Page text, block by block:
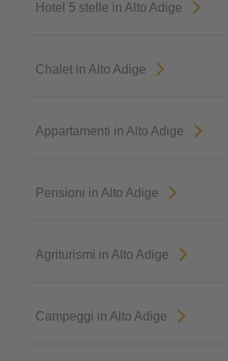
Hotel 5 stelle in Alto Adige
Chalet in Alto Adige
Appartamenti in Alto Adige
Pensioni in Alto Adige
Agriturismi in Alto Adige
Campeggi in Alto Adige